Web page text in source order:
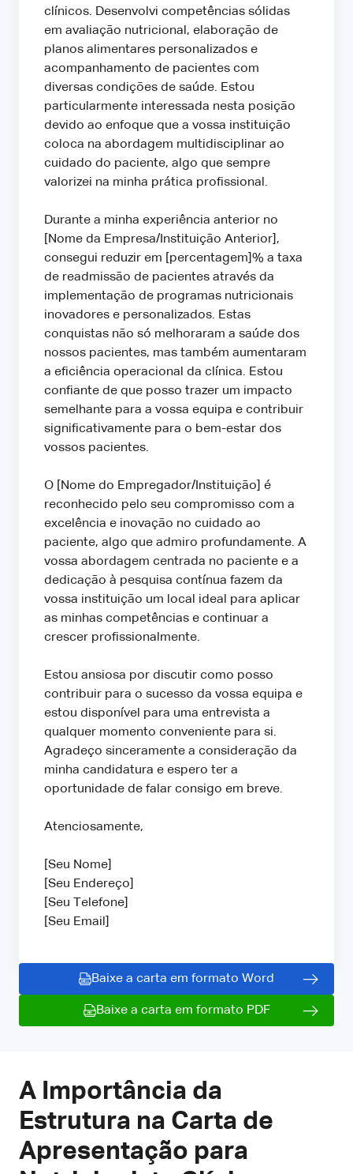
clínicos. Desenvolvi competências sólidas
em avaliação nutricional, elaboração de
planos alimentares personalizados e
acompanhamento de pacientes com
diversas condições de saúde. Estou
particularmente interessada nesta posição
devido ao enfoque que a vossa instituição
coloca na abordagem multidisciplinar ao
cuidado do paciente, algo que sempre
valorizei na minha prática profissional.
Durante a minha experiência anterior no
[Nome da Empresa/Instituição Anterior],
consegui reduzir em [percentagem]% a taxa
de readmissão de pacientes através da
implementação de programas nutricionais
inovadores e personalizados. Estas
conquistas não só melhoraram a saúde dos
nossos pacientes, mas também aumentaram
a eficiência operacional da clínica. Estou
confiante de que posso trazer um impacto
semelhante para a vossa equipa e contribuir
significativamente para o bem-estar dos
vossos pacientes.
O [Nome do Empregador/Instituição] é
reconhecido pelo seu compromisso com a
excelência e inovação no cuidado ao
paciente, algo que admiro profundamente. A
vossa abordagem centrada no paciente e a
dedicação à pesquisa contínua fazem da
vossa instituição um local ideal para aplicar
as minhas competências e continuar a
crescer profissionalmente.
Estou ansiosa por discutir como posso
contribuir para o sucesso da vossa equipa e
estou disponível para uma entrevista a
qualquer momento conveniente para si.
Agradeço sinceramente a consideração da
minha candidatura e espero ter a
oportunidade de falar consigo em breve.
Atenciosamente,
[Seu Nome]
[Seu Endereço]
[Seu Telefone]
[Seu Email]
Baixe a carta em formato Word
Baixe a carta em formato PDF
A Importância da
Estrutura na Carta de
Apresentação para